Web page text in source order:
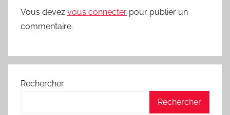
Vous devez vous connecter pour publier un
commentaire.
Rechercher
Rechercher